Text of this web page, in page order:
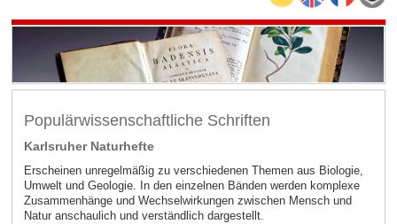
Populärwissenschaftliche Schriften
Karlsruher Naturhefte
Erscheinen unregelmäßig zu verschiedenen Themen aus Biologie,
Umwelt und Geologie. In den einzelnen Bänden werden komplexe
Zusammenhänge und Wechselwirkungen zwischen Mensch und
Natur anschaulich und verständlich dargestellt.